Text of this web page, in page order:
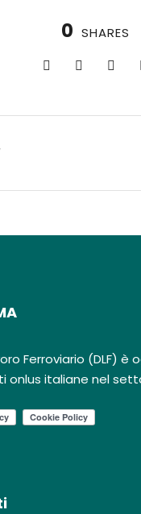
0 SHARES
Ferroviario (DLF) è
onlus italiane nel